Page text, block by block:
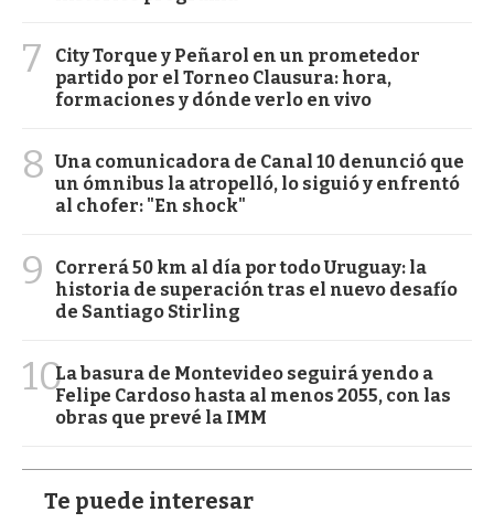
7
City Torque y Peñarol en un prometedor
partido por el Torneo Clausura: hora,
formaciones y dónde verlo en vivo
8 Una comunicadora de Canal 10 denunció que
un ómnibus la atropelló, lo siguió y enfrentó
al chofer: "En shock"
9
Correrá 50 km al día por todo Uruguay: la
historia de superación tras el nuevo desafío
de Santiago Stirling
10La basura de Montevideo seguirá yendo a
Felipe Cardoso hasta al menos 2055, con las
obras que prevé la IMM
Te puede interesar